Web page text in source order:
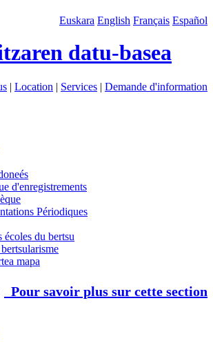
Euskara English Français Español
datu-basea
| Location | Services | Demande d'information
d'enregistrements
Périodiques
écoles du bertsu
mapa
Pour savoir plus sur cette section